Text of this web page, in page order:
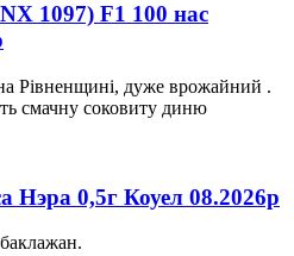
1097) F1 100 нас
Рівненщині, дуже врожайний .
смачну соковиту диню
Нэра 0,5г Коуел 08.2026р